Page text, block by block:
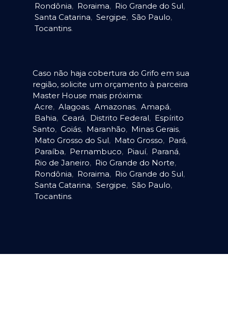
Rondônia, Roraima, Rio Grande do Sul,
Santa Catarina, Sergipe, São Paulo,
Tocantins.
Caso não haja cobertura do Grifo em sua
região, solicite um orçamento à parceira
Master House mais próxima:
Acre, Alagoas, Amazonas, Amapá,
Bahia, Ceará, Distrito Federal, Espírito
Santo, Goiás, Maranhão, Minas Gerais,
Mato Grosso do Sul, Mato Grosso, Pará,
Paraíba, Pernambuco, Piauí, Paraná,
Rio de Janeiro, Rio Grande do Norte,
Rondônia, Roraima, Rio Grande do Sul,
Santa Catarina, Sergipe, São Paulo,
Tocantins.